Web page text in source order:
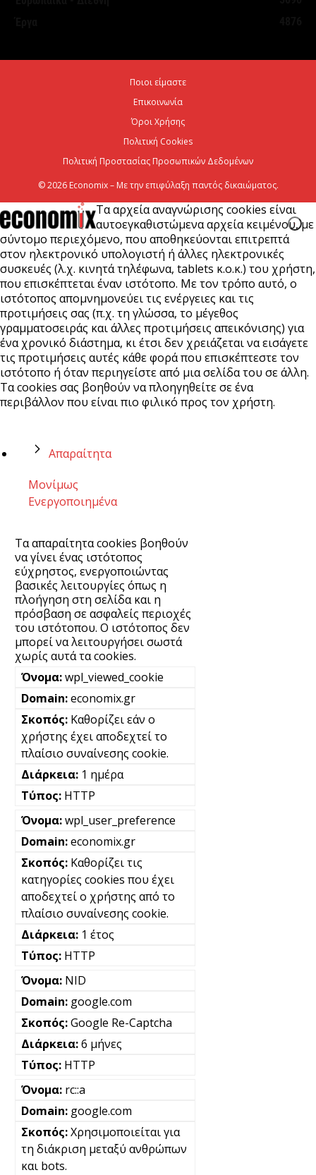
Ποιοι είμαστε
Επικοινωνία
Όροι Χρήσης
Πολιτική Cookies
Πολιτική Προστασίας Προσωπικών Δεδομένων
© 2026 Economix – Με την επιφύλαξη παντός δικαιώματος.
Τα αρχεία αναγνώρισης cookies είναι
αυτοεγκαθιστώμενα αρχεία κειμένου, με
σύντομο περιεχόμενο, που αποθηκεύονται επιτρεπτά
στον ηλεκτρονικό υπολογιστή ή άλλες ηλεκτρονικές
συσκευές (λ.χ. κινητά τηλέφωνα, tablets κ.ο.κ.) του χρήστη,
που επισκέπτεται έναν ιστότοπο. Με τον τρόπο αυτό, ο
ιστότοπος απομνημονεύει τις ενέργειες και τις
προτιμήσεις σας (π.χ. τη γλώσσα, το μέγεθος
γραμματοσειράς και άλλες προτιμήσεις απεικόνισης) για
ένα χρονικό διάστημα, κι έτσι δεν χρειάζεται να εισάγετε
τις προτιμήσεις αυτές κάθε φορά που επισκέπτεστε τον
ιστότοπο ή όταν περιηγείστε από μια σελίδα του σε άλλη.
Τα cookies σας βοηθούν να πλοηγηθείτε σε ένα
περιβάλλον που είναι πιο φιλικό προς τον χρήστη.
Απαραίτητα
Μονίμως
Ενεργοποιημένα
Τα απαραίτητα cookies βοηθούν
να γίνει ένας ιστότοπος
εύχρηστος, ενεργοποιώντας
βασικές λειτουργίες όπως η
πλοήγηση στη σελίδα και η
πρόσβαση σε ασφαλείς περιοχές
του ιστότοπου. Ο ιστότοπος δεν
μπορεί να λειτουργήσει σωστά
χωρίς αυτά τα cookies.
wpl_viewed_cookie
economix.gr
Καθορίζει εάν ο
χρήστης έχει αποδεχτεί το
πλαίσιο συναίνεσης cookie.
1 ημέρα
HTTP
wpl_user_preference
economix.gr
Καθορίζει τις
κατηγορίες cookies που έχει
αποδεχτεί ο χρήστης από το
πλαίσιο συναίνεσης cookie.
1 έτος
HTTP
NID
google.com
Google Re-Captcha
6 μήνες
HTTP
rc::a
google.com
Χρησιμοποιείται για
τη διάκριση μεταξύ ανθρώπων
και bots.